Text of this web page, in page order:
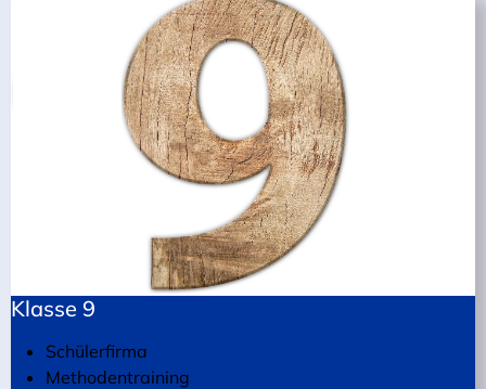
Klasse 9
Schülerfirma
Methodentraining